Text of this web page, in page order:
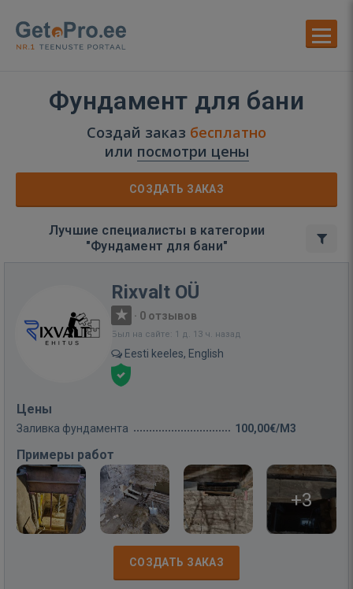
Фундамент для бани
Создай заказ бесплатно
или посмотри цены
СОЗДАТЬ ЗАКАЗ
Лучшие специалисты в категории
"Фундамент для бани"
Rixvalt OÜ
· 0 отзывов
Был на сайте: 1 д. 13 ч. назад
Eesti keeles, English
Цены
Заливка фундамента 100,00€/M3
Примеры работ
+3
СОЗДАТЬ ЗАКАЗ